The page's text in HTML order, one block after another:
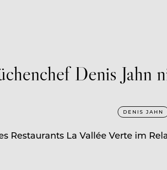
Denis Jahn
DENIS JAHN
Restaurants La Vallée Verte im